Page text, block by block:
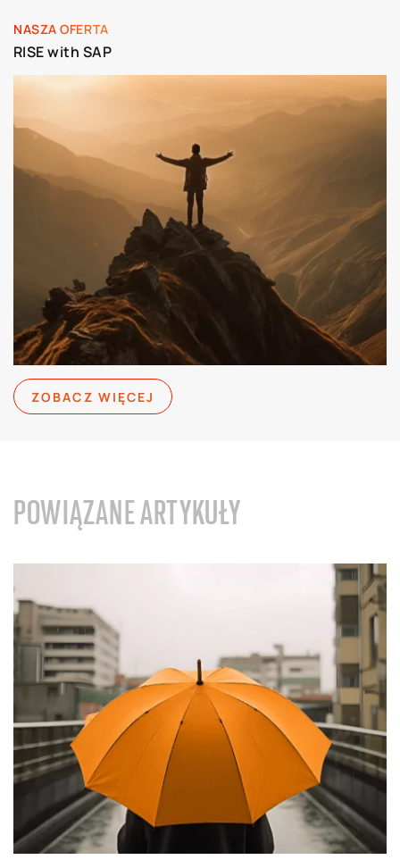
NASZA OFERTA
RISE with SAP
ZOBACZ WIĘCEJ
POWIĄZANE ARTYKUŁY